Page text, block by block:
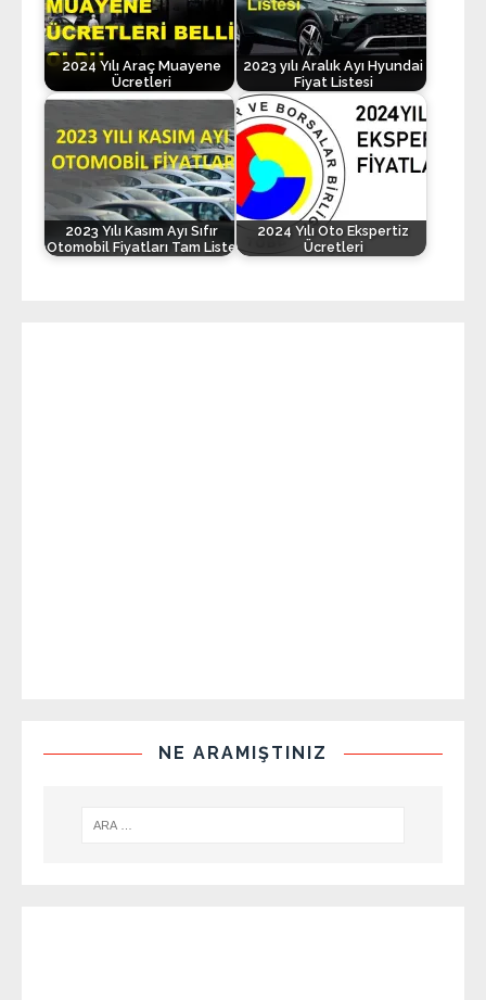
2024 Yılı Araç Muayene
Ücretleri
2023 yılı Aralık Ayı Hyundai
Fiyat Listesi
2023 Yılı Kasım Ayı Sıfır
Otomobil Fiyatları Tam Liste
2024 Yılı Oto Ekspertiz
Ücretleri
NE ARAMIŞTINIZ